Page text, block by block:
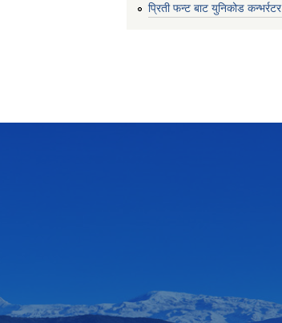
प्रिती फन्ट बाट युनिकोड कन्भर्रटर